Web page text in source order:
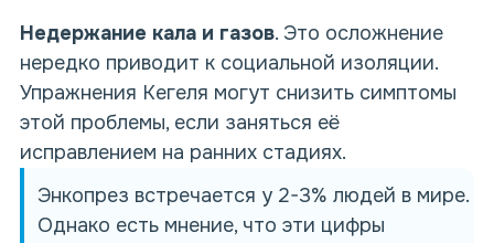
Недержание кала и газов. Это осложнение
нередко приводит к социальной изоляции.
Упражнения Кегеля могут снизить симптомы
этой проблемы, если заняться её
исправлением на ранних стадиях.
Энкопрез встречается у 2-3% людей в мире.
Однако есть мнение, что эти цифры